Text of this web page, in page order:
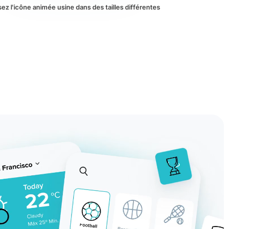
l'icône animée usine dans des tailles différentes